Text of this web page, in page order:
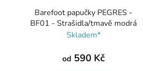
Barefoot papučky PEGRES -
BF01 - Strašidla/tmavě modrá
Skladem*
od 590 Kč